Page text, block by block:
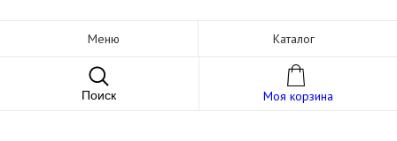
Меню Каталог
Поиск Моя корзина